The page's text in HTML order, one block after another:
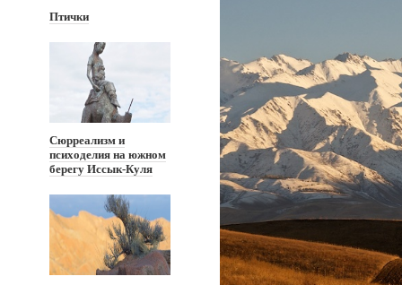
Птички
Сюрреализм и
психоделия на южном
берегу Иссык-Куля